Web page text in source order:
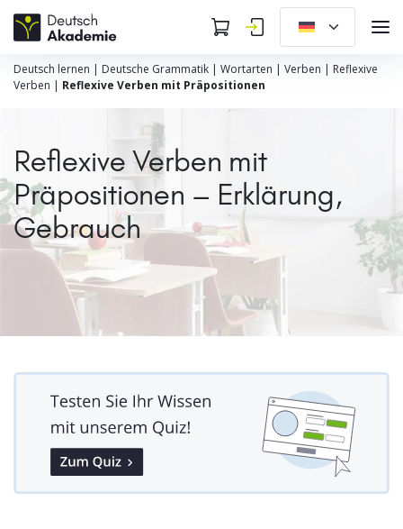
Deutsch lernen | Deutsche Grammatik | Wortarten | Verben | Reflexive
Verben | Reflexive Verben mit Präpositionen
Reflexive Verben mit
Präpositionen – Erklärung,
Gebrauch